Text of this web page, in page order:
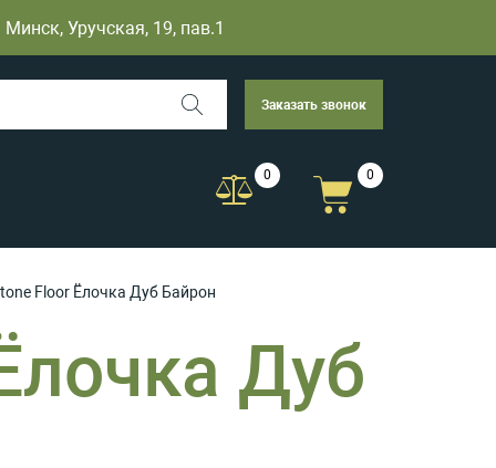
Минск, Уручская, 19, пав.1
Заказать звонок
0 0
Floor Ёлочка Дуб Байрон
Дуб